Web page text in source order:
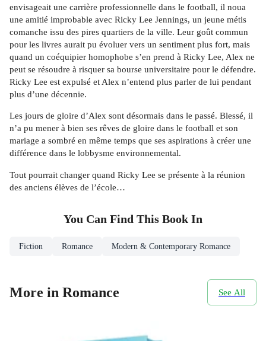
envisageait une carrière professionnelle dans le football, il noua
une amitié improbable avec Ricky Lee Jennings, un jeune métis
comanche issu des pires quartiers de la ville. Leur goût commun
pour les livres aurait pu évoluer vers un sentiment plus fort, mais
quand un coéquipier homophobe s’en prend à Ricky Lee, Alex ne
peut se résoudre à risquer sa bourse universitaire pour le défendre.
Ricky Lee est expulsé et Alex n’entend plus parler de lui pendant
plus d’une décennie.
Les jours de gloire d’Alex sont désormais dans le passé. Blessé, il
n’a pu mener à bien ses rêves de gloire dans le football et son
mariage a sombré en même temps que ses aspirations à créer une
différence dans le lobbysme environnemental.
Tout pourrait changer quand Ricky Lee se présente à la réunion
des anciens élèves de l’école…
You Can Find This Book In
Fiction Romance Modern & Contemporary Romance
More in Romance See All